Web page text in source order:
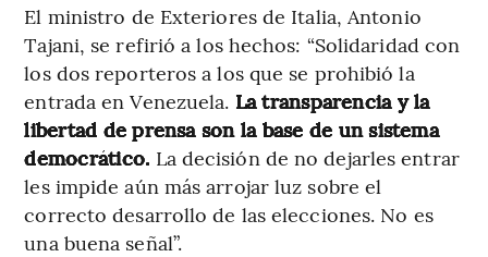
El ministro de Exteriores de Italia, Antonio
Tajani, se refirió a los hechos: “Solidaridad con
los dos reporteros a los que se prohibió la
entrada en Venezuela. La transparencia y la
libertad de prensa son la base de un sistema
democrático. La decisión de no dejarles entrar
les impide aún más arrojar luz sobre el
correcto desarrollo de las elecciones. No es
una buena señal”.